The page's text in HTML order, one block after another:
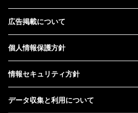
広告掲載について
個人情報保護方針
情報セキュリティ方針
データ収集と利用について